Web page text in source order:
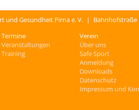
und Gesundheit Pirna e. V. |
Termine
Veranstaltungen
Training
Verein
Über uns
Safe Sport
Anmeldung
Downloads
Datenschutz
Impressum und